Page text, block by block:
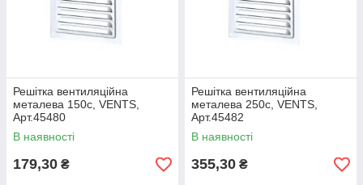
Решітка вентиляційна
металева 150с, VENTS,
Арт.45480
В наявності
179,30 ₴
Решітка вентиляційна
металева 250с, VENTS,
Арт.45482
В наявності
355,30 ₴